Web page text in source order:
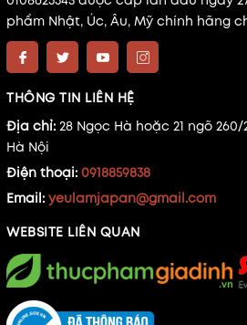
phẩm Nhật, Úc, Âu, Mỹ chính hãng
THÔNG TIN LIÊN HỆ
Địa chỉ: 28 Ngọc Hà hoặc 21 ngõ
Hà Nội
Điện thoại: 0918859838
Email: yeulamjapan@gmail.com
WEBSITE LIÊN QUAN